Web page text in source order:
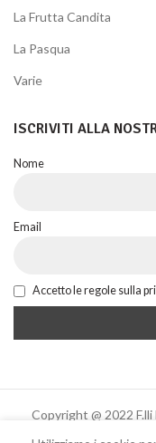
La Frutta Candita
La Pasqua
Varie
ISCRIVITI ALLA
Nome
Email
Accetto le regole sulla
Copyright @ 2022